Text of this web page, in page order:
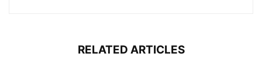
RELATED ARTICLES